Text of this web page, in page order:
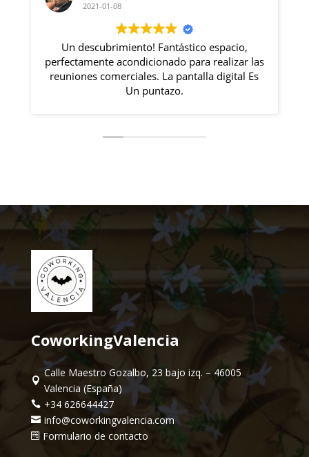
Fantástico espacio,
para realizar las
La pantalla digital Es
Excelente lugar con
Rosa lo haces todo
se siente
CoworkingValencia

Calle Maestro Gozalbo, 23 bajo izq. – 46005
Valencia (España)
 +34 626644427
 info@coworkingvalencia.com
 Formulario de contacto